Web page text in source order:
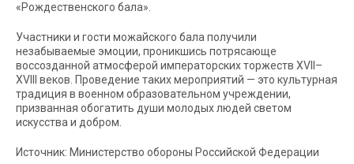
«Рождественского бала».
Участники и гости можайского бала получили
незабываемые эмоции, проникшись потрясающе
воссозданной атмосферой императорских торжеств XVII–
XVIII веков. Проведение таких мероприятий — это культурная
традиция в военном образовательном учреждении,
призванная обогатить души молодых людей светом
искусства и добром.
Источник: Министерство обороны Российской Федерации